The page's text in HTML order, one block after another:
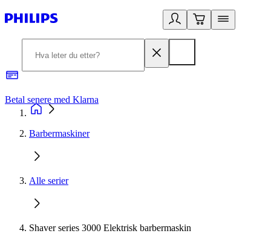
Betal senere med Klarna
Barbermaskiner
Alle serier
Shaver series 3000 Elektrisk barbermaskin